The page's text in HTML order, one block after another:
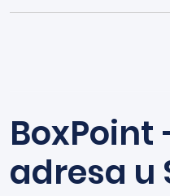
BoxPoint
adresa u